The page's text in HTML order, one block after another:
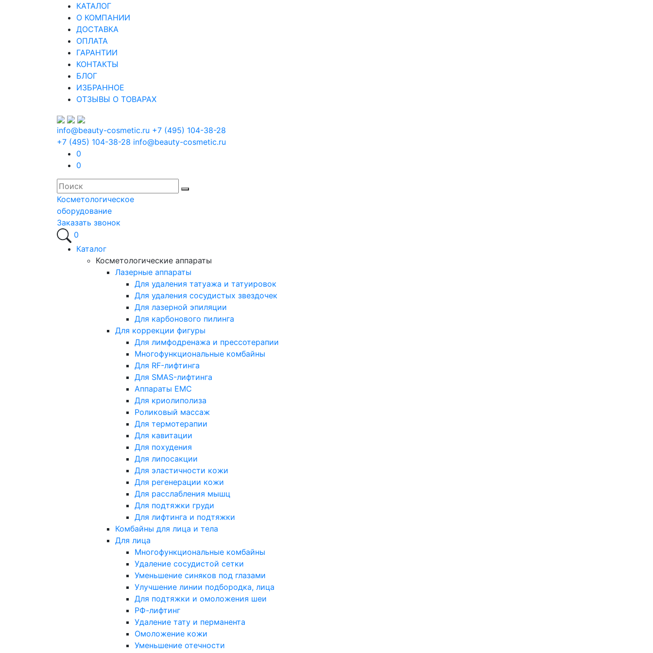
КАТАЛОГ
О КОМПАНИИ
ДОСТАВКА
ОПЛАТА
ГАРАНТИИ
КОНТАКТЫ
БЛОГ
ИЗБРАННОЕ
ОТЗЫВЫ О ТОВАРАХ
info@beauty-cosmetic.ru +7 (495) 104-38-28
+7 (495) 104-38-28 info@beauty-cosmetic.ru
0
0
Косметологическое
оборудование
Заказать звонок
0
Каталог
Косметологические аппараты
Лазерные аппараты
Для удаления татуажа и татуировок
Для удаления сосудистых звездочек
Для лазерной эпиляции
Для карбонового пилинга
Для коррекции фигуры
Для лимфодренажа и прессотерапии
Многофункциональные комбайны
Для RF-лифтинга
Для SMAS-лифтинга
Аппараты EMC
Для криолиполиза
Роликовый массаж
Для термотерапии
Для кавитации
Для похудения
Для липосакции
Для эластичности кожи
Для регенерации кожи
Для расслабления мышц
Для подтяжки груди
Для лифтинга и подтяжки
Комбайны для лица и тела
Для лица
Многофункциональные комбайны
Удаление сосудистой сетки
Уменьшение синяков под глазами
Улучшение линии подбородка, лица
Для подтяжки и омоложения шеи
РФ-лифтинг
Удаление тату и перманента
Омоложение кожи
Уменьшение отечности